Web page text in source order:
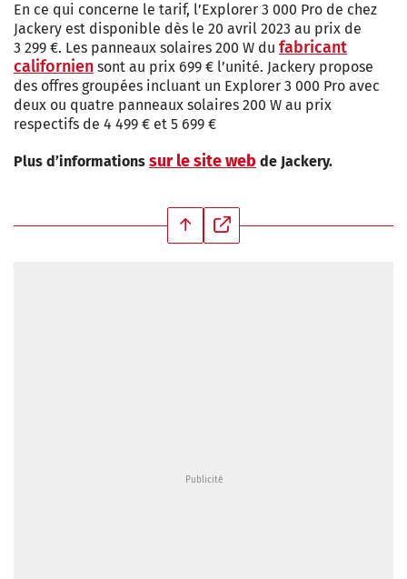
En ce qui concerne le tarif, l’Explorer 3 000 Pro de chez
Jackery est disponible dès le 20 avril 2023 au prix de
3 299 €. Les panneaux solaires 200 W du fabricant
californien sont au prix 699 € l’unité. Jackery propose
des offres groupées incluant un Explorer 3 000 Pro avec
deux ou quatre panneaux solaires 200 W au prix
respectifs de 4 499 € et 5 699 €
Plus d’informations sur le site web de Jackery.